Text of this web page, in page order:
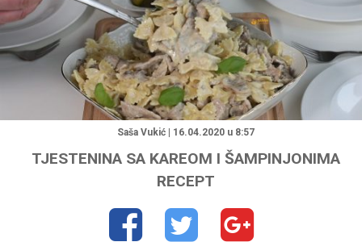
"
Saša Vukić | 16.04.2020 u 8:57
TJESTENINA SA KAREOM I ŠAMPINJONIMA
RECEPT